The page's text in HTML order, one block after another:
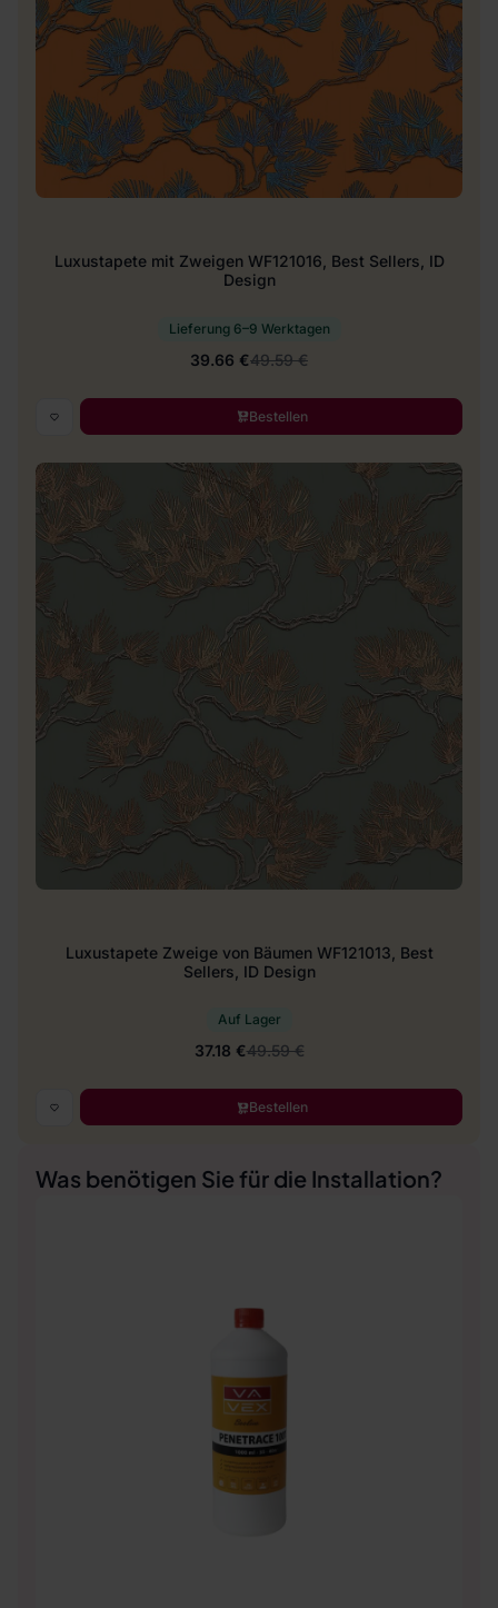
Luxustapete mit Zweigen WF121016, Best Sellers, ID
Design
Lieferung 6–9 Werktagen
39.66 €49.59 €
Bestellen
Luxustapete Zweige von Bäumen WF121013, Best
Sellers, ID Design
Auf Lager
37.18 €49.59 €
Bestellen
Was benötigen Sie für die Installation?